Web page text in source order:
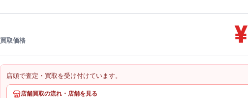
買取価格 ¥
店頭で査定・買取を受け付けています。
店舗買取の流れ・店舗を見る